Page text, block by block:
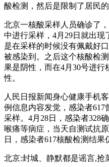
酸检测，然后是限制了居民的
北京一核酸采样人员确诊了
中进行采样，4月29日就出
是在采样的时候没有佩戴好
被感染到。之后这个核酸检
果是阴性，而在4月30号进行
性。
人民日报新闻身心健康手机
例信息内容发觉，感染者617
采样。4月28日，感染者328
喉痛等病症，当天自测试抗
日，感染者617核酸检测结果
北京:封城、静默都是谣言,抢